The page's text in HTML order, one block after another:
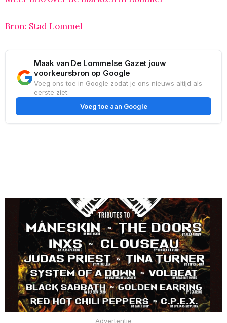
Bron: Stad Lommel
Maak van De Lommelse Gazet jouw
voorkeursbron op Google
Voeg ons toe in Google zodat je ons nieuws altijd als
eerste ziet.
Voeg toe aan Google
Advertentie